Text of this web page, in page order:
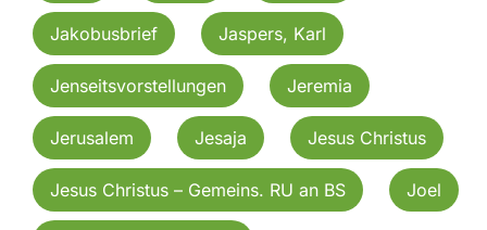
Jakobusbrief Jaspers, Karl
Jenseitsvorstellungen Jeremia
Jerusalem Jesaja Jesus Christus
Jesus Christus – Gemeins. RU an BS Joel